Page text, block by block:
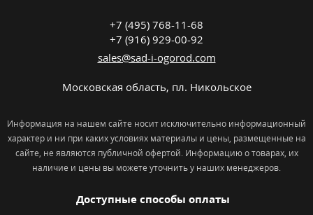
Доступные способы оплаты
+7 (495) 768-11-68
+7 (916) 929-00-92
sales@sad-i-ogorod.com
Московская область, пл. Никольcкое
Информация на нашем сайте носит исключительно информационный
характер и ни при каких условиях материалы и цены, размещенные на
сайте, не являются публичной офертой. Информацию о товарах, их
наличие и цены вы можете уточнить у наших менеджеров.